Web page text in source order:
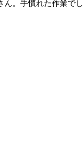
ん。手慣れた作業でし